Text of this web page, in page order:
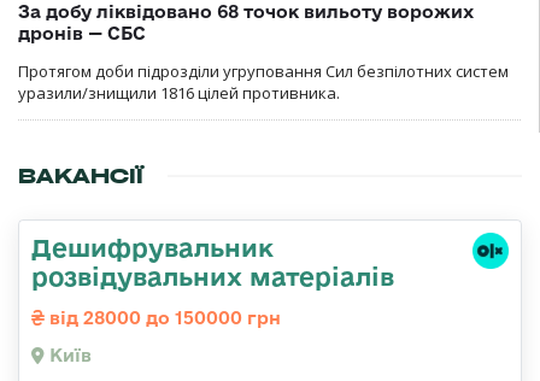
За добу ліквідовано 68 точок вильоту ворожих
дронів — СБС
Протягом доби підрозділи угруповання Сил безпілотних систем
уразили/знищили 1816 цілей противника.
ВАКАНСІЇ
Дешифрувальник
розвідувальних матеріалів
від 28000 до 150000 грн
Київ